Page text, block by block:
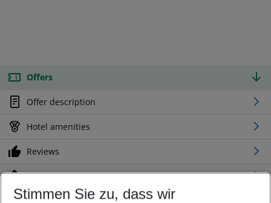
Offers
Offer description
Hotel amenities
Reviews
Location
Stimmen Sie zu, dass wir